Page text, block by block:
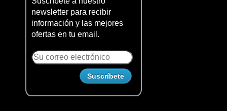
newsletter para recibir
información y las mejores
ofertas en tu email.